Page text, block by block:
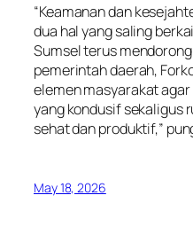
“Keamanan dan
dua hal yang saling
Sumsel terus
pemerintah daerah,
elemen masyarakat
yang kondusif sekaligus
sehat dan produktif,”
May 18, 2026